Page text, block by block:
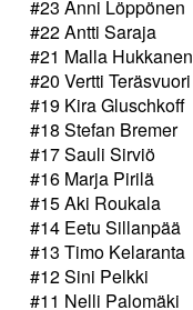
#23 Anni Löppönen
#22 Antti Saraja
#21 Malla Hukkanen
#20 Vertti Teräsvuori
#19 Kira Gluschkoff
#18 Stefan Bremer
#17 Sauli Sirviö
#16 Marja Pirilä
#15 Aki Roukala
#14 Eetu Sillanpää
#13 Timo Kelaranta
#12 Sini Pelkki
#11 Nelli Palomäki